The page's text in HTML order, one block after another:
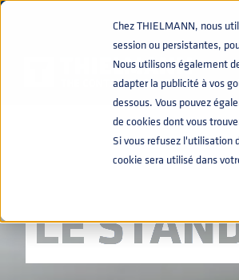
Chez THIELMANN, nous
session ou persistantes,
Nous utilisons également
adapter la publicité à vos
dessous. Vous pouvez
de cookies dont vous
Si vous refusez l'utilisation
cookie sera utilisé dans
FÛT
LE